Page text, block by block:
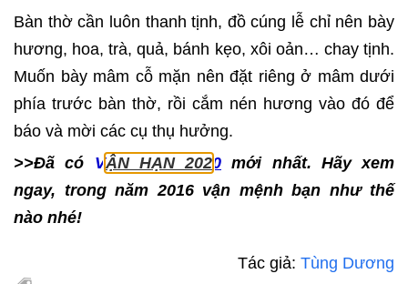
Bàn thờ cần luôn thanh tịnh, đồ cúng lễ chỉ nên bày
hương, hoa, trà, quả, bánh kẹo, xôi oản… chay tịnh.
Muốn bày mâm cỗ mặn nên đặt riêng ở mâm dưới
phía trước bàn thờ, rồi cắm nén hương vào đó để
báo và mời các cụ thụ hưởng.
>>Đã có VẬN HẠN 2020 mới nhất. Hãy xem
ngay, trong năm 2016 vận mệnh bạn như thế
nào nhé!
Tác giả: Tùng Dương